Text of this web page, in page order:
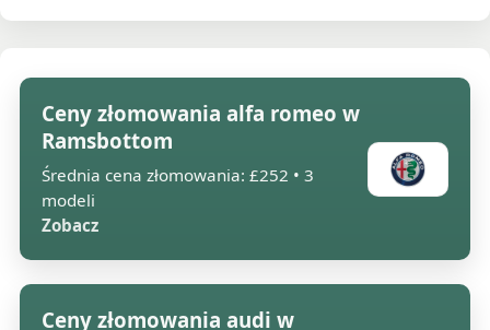
Ceny złomowania alfa romeo w
Ramsbottom
Średnia cena złomowania: £252 • 3
modeli
Zobacz
Ceny złomowania audi w